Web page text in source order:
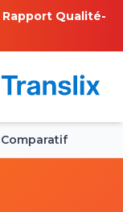
Rapport Qualité-